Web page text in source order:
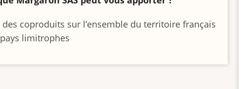
coproduits sur l’ensemble du territoire français
limitrophes